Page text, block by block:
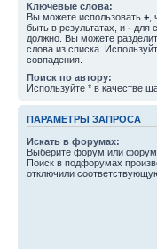
Ключевые слова:
Вы можете использовать +
быть в результатах, и - для
должно. Вы можете
слова из списка.
совпадения.
Поиск по автору:
Используйте * в качестве
ПАРАМЕТРЫ ЗАПРОСА
Искать в форумах:
Выберите форум или
Поиск в подфорумах
отключили